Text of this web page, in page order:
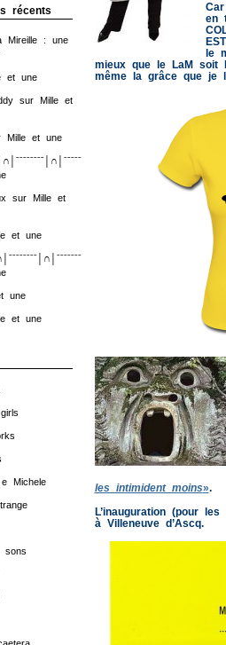
récents
Mireille : une
et une
sur
Mille et
Mille et une
sur
Mille et
et une
une
et une
Michele
sons
en
le
mieux que le LaM soit
même la grâce que je
les intimident moins».
L’inauguration (pour
à Villeneuve d’Ascq.